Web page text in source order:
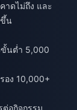
าดไม่ถึง และ
ขึ้น
ขั้นต่ำ 5,000
อง 10,000+